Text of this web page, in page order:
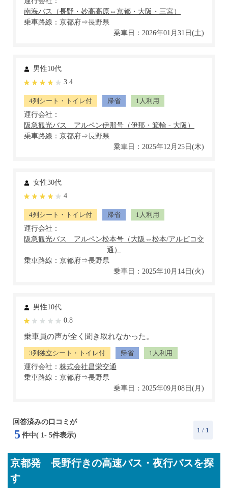
乗車路線：京都府⇒長野県
乗車日：2026年01月31日(土)
男性10代
3.4
4列シート・トイレ付 帰省
1人利用
運行会社：
乗車路線：京都府⇒長野県
乗車日：2025年12月25日(木)
女性30代
4
4列シート・トイレ付 帰省
1人利用
運行会社：
乗車路線：京都府⇒長野県
乗車日：2025年10月14日(火)
男性10代
0.8
乗車員の声が全く聞き取れなかった。
3列独立シート・トイレ付 帰省
1人利用
運行会社：
乗車路線：京都府⇒長野県
乗車日：2025年09月08日(月)
回答済みの口コミが
5 件中( 1- 5件表示)
1 / 1
京都発 長野行きの高速バス・夜行バスを探
す